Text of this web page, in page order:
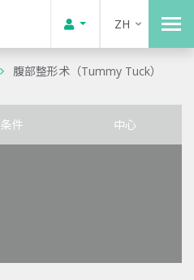
ZH
腹部整形术（Tummy Tuck）
条件 中心